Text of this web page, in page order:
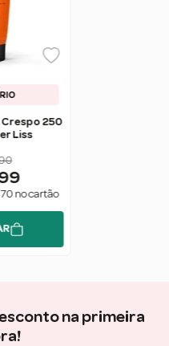
250
Liss
no cartão
na primeira